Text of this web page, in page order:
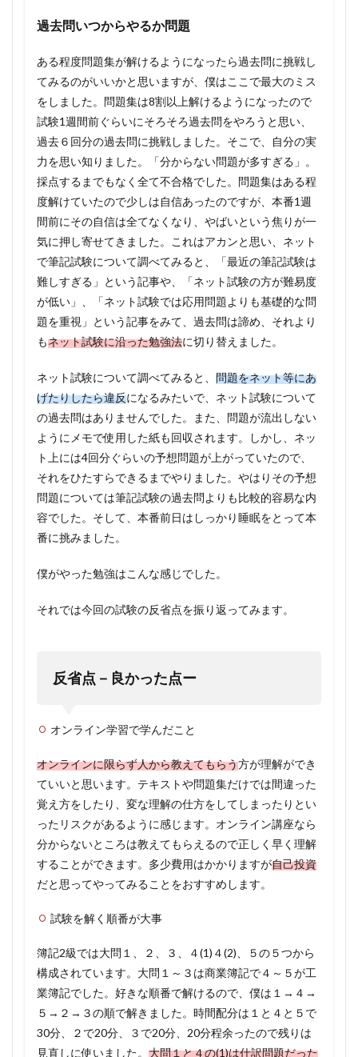
過去問いつからやるか問題
ある程度問題集が解けるようになったら過去問に挑戦し
てみるのがいいかと思いますが、僕はここで最大のミス
をしました。問題集は8割以上解けるようになったので
試験1週間前ぐらいにそろそろ過去問をやろうと思い、
過去６回分の過去問に挑戦しました。そこで、自分の実
力を思い知りました。「分からない問題が多すぎる」。
採点するまでもなく全て不合格でした。問題集はある程
度解けていたので少しは自信あったのですが、本番1週
間前にその自信は全てなくなり、やばいという焦りが一
気に押し寄せてきました。これはアカンと思い、ネット
で筆記試験について調べてみると、「最近の筆記試験は
難しすぎる」という記事や、「ネット試験の方が難易度
が低い」、「ネット試験では応用問題よりも基礎的な問
題を重視」という記事をみて、過去問は諦め、それより
もネット試験に沿った勉強法に切り替えました。
ネット試験について調べてみると、 問題をネット等にあ
げたりしたら違反になるみたいで、ネット試験について
の過去問はありませんでした。また、問題が流出しない
ようにメモで使用した紙も回収されます。しかし、ネッ
ト上には4回分ぐらいの予想問題が上がっていたので、
それをひたすらできるまでやりました。やはりその予想
問題については筆記試験の過去問よりも比較的容易な内
容でした。そして、本番前日はしっかり睡眠をとって本
番に挑みました。
僕がやった勉強はこんな感じでした。
それでは今回の試験の反省点を振り返ってみます。
反省点－良かった点ー
オンライン学習で学んだこと
オンラインに限らず人から教えてもらう方が理解ができ
ていいと思います。テキストや問題集だけでは間違った
覚え方をしたり、変な理解の仕方をしてしまったりとい
ったリスクがあるように感じます。オンライン講座なら
分からないところは教えてもらえるので正しく早く理解
することができます。多少費用はかかりますが自己投資
だと思ってやってみることをおすすめします。
試験を解く順番が大事
簿記2級では大問１、２、３、４(1)４(2)、５の５つから
構成されています。大問１～３は商業簿記で４～５が工
業簿記でした。好きな順番で解けるので、僕は１→４→
５→２→３の順で解きました。時間配分は１と４と５で
30分、２で20分、３で20分、20分程余ったので残りは
見直しに使いました。 大問１と４の(1)は仕訳問題だった